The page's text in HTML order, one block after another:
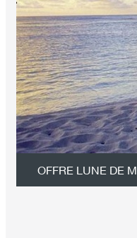
OFFRE LUNE DE